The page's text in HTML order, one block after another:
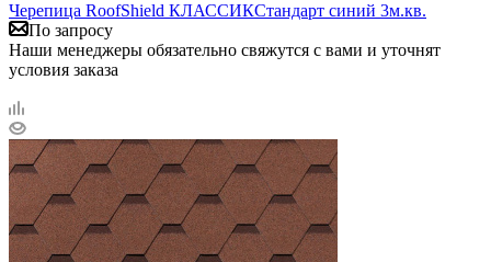
Черепица RoofShield КЛАССИКСтандарт синий 3м.кв.
По запросу
Наши менеджеры обязательно свяжутся с вами и уточнят
условия заказа